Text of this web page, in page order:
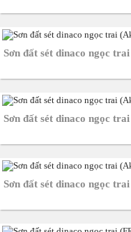
Sơn đất sét dinaco ngọc
Sơn đất sét dinaco ngọc
Sơn đất sét dinaco ngọc